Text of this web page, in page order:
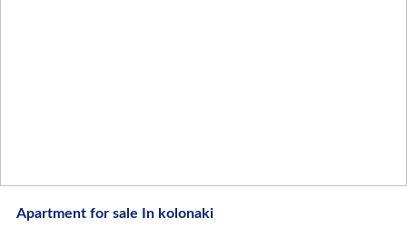
Apartment for sale In kolonaki